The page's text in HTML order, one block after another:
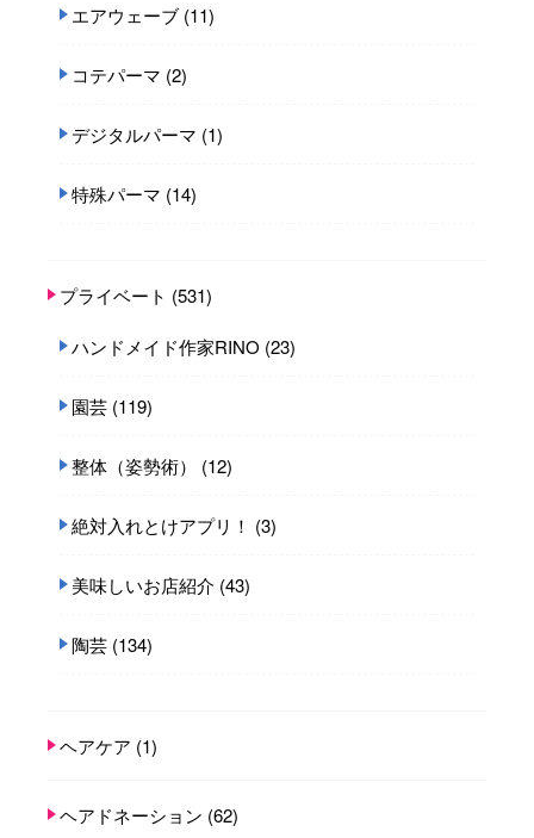
エアウェーブ (11)
コテパーマ (2)
デジタルパーマ (1)
特殊パーマ (14)
プライベート (531)
ハンドメイド作家RINO (23)
園芸 (119)
整体（姿勢術） (12)
絶対入れとけアプリ！ (3)
美味しいお店紹介 (43)
陶芸 (134)
ヘアケア (1)
ヘアドネーション (62)